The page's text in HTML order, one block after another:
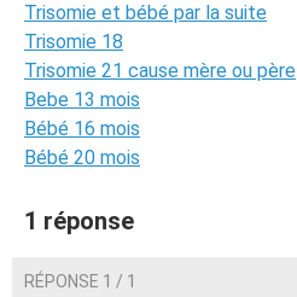
Trisomie et bébé par la suite
Trisomie 18
Trisomie 21 cause mère ou père
Bebe 13 mois
Bébé 16 mois
Bébé 20 mois
1 réponse
RÉPONSE 1 / 1